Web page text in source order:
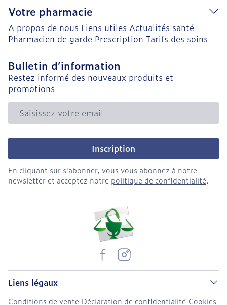
Votre pharmacie
A propos de nous Liens utiles Actualités santé
Pharmacien de garde Prescription Tarifs des soins
Bulletin d’information
Restez informé des nouveaux produits et
promotions
Adresse mail
Inscription
En cliquant sur s'abonner, vous vous abonnez à notre
newsletter et acceptez notre politique de confidentialité.
Liens légaux
Conditions de vente Déclaration de confidentialité Cookies